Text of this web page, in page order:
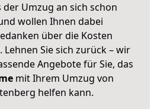
Umzug an sich schon
wollen Ihnen dabei
über die Kosten
Lehnen Sie sich zurück – wir
Angebote für Sie, das
mit Ihrem Umzug von
helfen kann.